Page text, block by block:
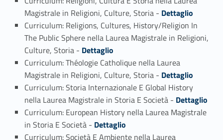
Magistrale in Religioni, Culture, Storia - Link identifier #identifier_person_59785-5
Dettaglio
Curriculum: Religions, Cultures, History/Religion In
The Public Sphere nella Laurea Magistrale in Religioni,
Culture, Storia - Link identifier #identifier_person_113299-6
Dettaglio
Curriculum: Théologie Catholique nella Laurea
Magistrale in Religioni, Culture, Storia - Link identifier #identifier_person_165739-7
Dettaglio
Curriculum: Storia Internazionale E Global History
nella Laurea Magistrale in Storia E Società - Link identifier #identifier_person_123357-8
Dettaglio
Curriculum: European History nella Laurea Magistrale
in Storia E Società - Link identifier #identifier_person_58738-9
Dettaglio
Curriculum: Società E Ambiente nella Laurea